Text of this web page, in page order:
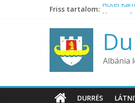
Friss tartalom: Hotel
Hotel
Tropikal
Albánia
DURRËS